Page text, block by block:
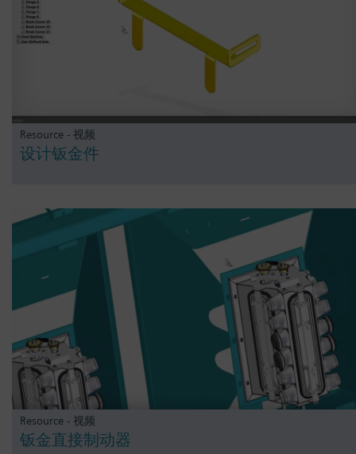
Resource - 视频
设计钣金件
Resource - 视频
钣金直接制动器